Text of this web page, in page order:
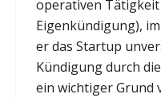
operativen
Eigenkündigung),
er das Startup
Kündigung durch
ein wichtiger Grund